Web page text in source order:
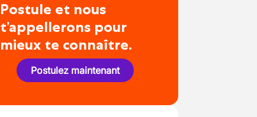
Postule et nous
t’appellerons pour
mieux te connaître.
Postulez maintenant